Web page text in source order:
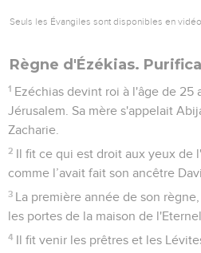
Seuls les Évangiles sont disponibles en
Règne d'Ézékias.
1 Ezéchias devint roi à l'âge de 25
Jérusalem. Sa mère s'appelait
Zacharie.
2 Il fit ce qui est droit aux yeux de
comme l’avait fait son ancêtre
3 La première année de son
les portes de la maison de
4 Il fit venir les prêtres et les